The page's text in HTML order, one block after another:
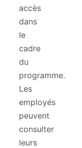
accès
dans
le
cadre
du
programme.
Les
employés
peuvent
consulter
leurs